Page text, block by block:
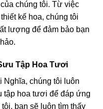
chúng tôi. Từ việc
kế hoa, chúng tôi
lượng để đảm bảo bạn
Tập Hoa Tươi
chúng tôi luôn
tập hoa tươi để đáp ứng
bạn sẽ luôn tìm thấy